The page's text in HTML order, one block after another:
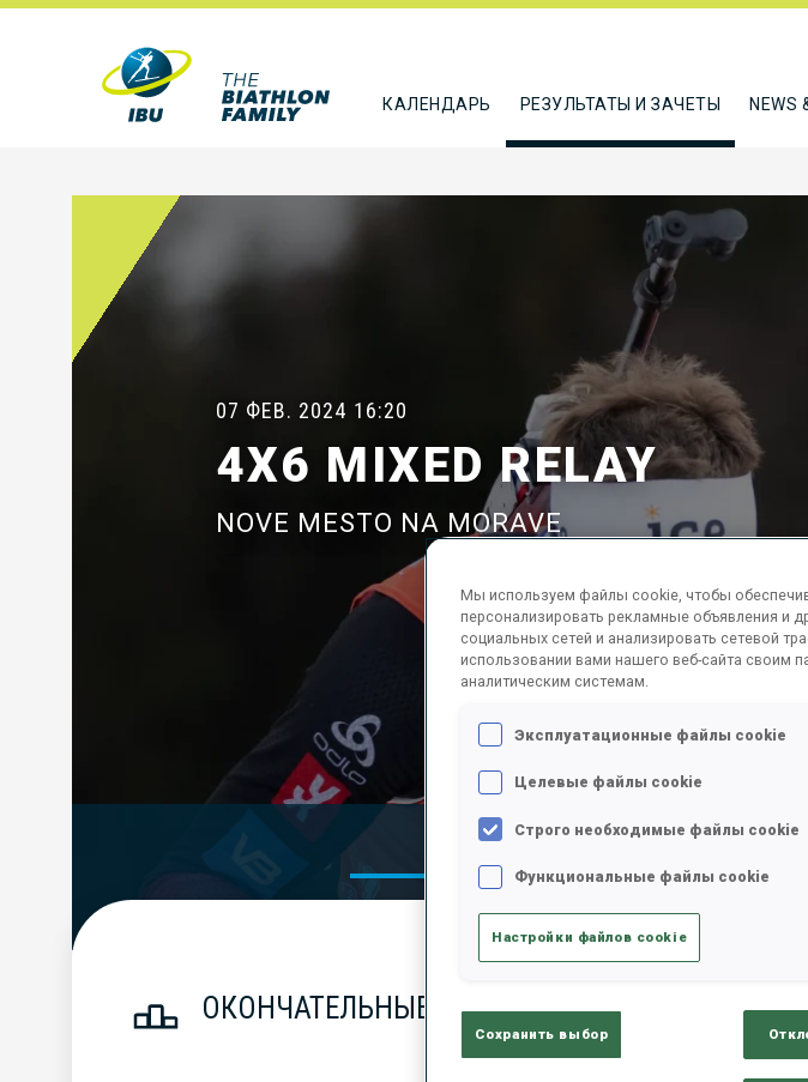
КАЛЕНДАРЬ РЕЗУЛЬТАТЫ И ЗАЧЕТЫ NEWS
07 ФЕВ. 2024 16:20
4X6 MIXED RELAY
NOVE MESTO NA MORAVE
Official Results Ski
ОКОНЧАТЕЛЬНЫЕ РЕЗУЛЬТАТЫ
Мы используем файлы cookie, чтобы
персонализировать рекламные объявления и
социальных сетей и анализировать сетевой
использовании вами нашего веб-сайта своим
аналитическим системам.
Эксплуатационные файлы cookie
Целевые файлы cookie
Строго необходимые файлы cookie
Функциональные файлы cookie
Настройки файлов cookie
Сохранить выбор